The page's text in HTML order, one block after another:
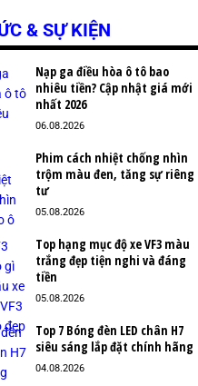
& SỰ KIỆN
Nạp ga điều hòa ô tô bao
nhiêu tiền? Cập nhật giá mới
nhất 2026
06.08.2026
Phim cách nhiệt chống nhìn
trộm màu đen, tăng sự riêng
tư
05.08.2026
Top hạng mục độ xe VF3 màu
trắng đẹp tiện nghi và đáng
tiền
05.08.2026
Top 7 Bóng đèn LED chân H7
siêu sáng lắp đặt chính hãng
04.08.2026